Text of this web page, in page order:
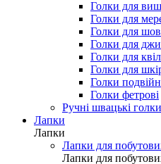
Голки для
Голки для
Голки для
Голки для
Голки для
Голки для
Голки
Голки фетрові
Ручні швацькі голки
Лапки
Лапки
Лапки для
Лапки для